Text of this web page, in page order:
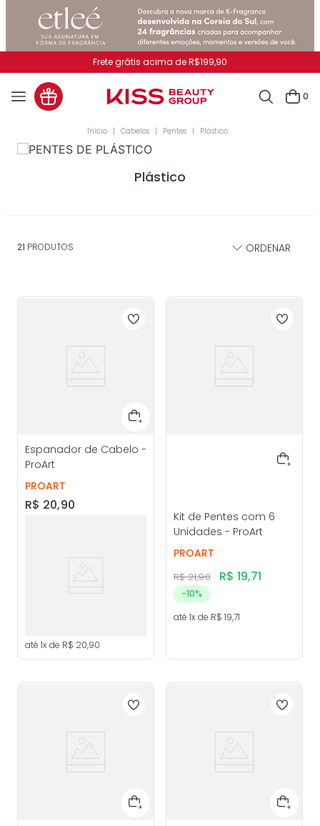
Frete grátis acima de R$199,90
0
Cabelos Pentes Plástico
Plástico
21 PRODUTOS
Espanador de Cabelo -
ProArt
PROART
R$ 20,90
até 1x de R$ 20,90
Kit de Pentes com 6
Unidades - ProArt
PROART
R$ 21,90 R$ 19,71
-10%
até 1x de R$ 19,71